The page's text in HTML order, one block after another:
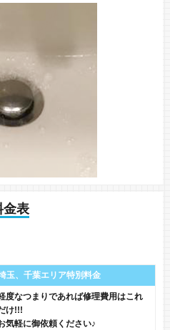
金表
玉、千葉エリア特別料金
度なつまりであれば修理費用はこれ
け!!!
気軽に御依頼ください♪